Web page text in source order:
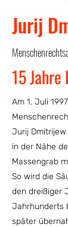
Jurij
15
Am 1. Juli
Jurij Dmitrijew
in der Nähe
Massengrab
So wird die
den dreißiger
Jahrhunderts
später